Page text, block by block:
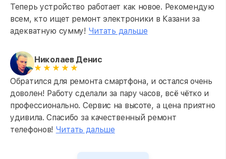
Теперь устройство работает как новое. Рекомендую
всем, кто ищет ремонт электроники в Казани за
адекватную сумму! Читать дальше
Николаев Денис
Обратился для ремонта смартфона, и остался очень
доволен! Работу сделали за пару часов, всё чётко и
профессионально. Сервис на высоте, а цена приятно
удивила. Спасибо за качественный ремонт
телефонов! Читать дальше